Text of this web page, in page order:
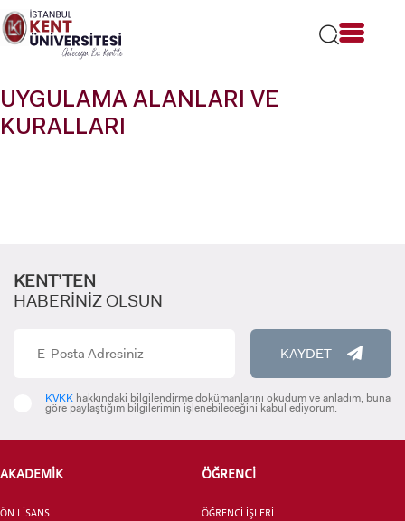
Lütfen
dikkat:
Bu
bir
erişilebilirlik
sistemi
ADAY ÖĞRENCİ
UYGULAMA ALANLARI VE
KURALLARI
KENT’TEN
HABERİNİZ OLSUN
KAYDET
KVKK hakkındaki bilgilendirme dokümanlarını okudum ve anladım, buna
göre paylaştığım bilgilerimin işlenebileceğini kabul ediyorum.
AKADEMİK
ÖN LİSANS
ÖĞRENCİ
ÖĞRENCİ İŞLERİ